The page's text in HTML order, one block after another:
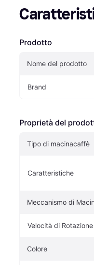
Prodotto
Nome del prodotto
Brand
Proprietà del
Tipo di macinacaffè
Caratteristiche
Meccanismo di
Velocità di Rotazione
Colore